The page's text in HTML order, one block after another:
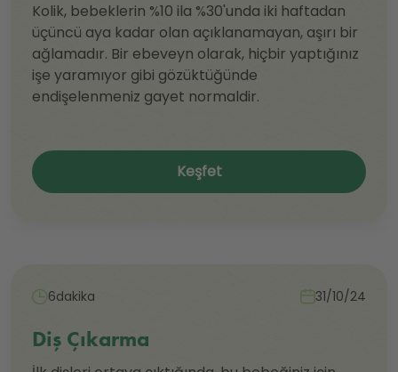
Kolik, bebeklerin %10 ila %30'unda iki haftadan
üçüncü aya kadar olan açıklanamayan, aşırı bir
ağlamadır. Bir ebeveyn olarak, hiçbir yaptığınız
işe yaramıyor gibi gözüktüğünde
endişelenmeniz gayet normaldir.
Keşfet
6dakika 31/10/24
Diş Çıkarma